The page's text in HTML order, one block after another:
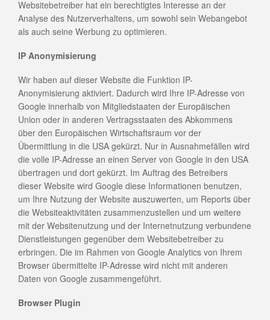
Websitebetreiber hat ein berechtigtes Interesse an der
Analyse des Nutzerverhaltens, um sowohl sein Webangebot
als auch seine Werbung zu optimieren.
IP Anonymisierung
Wir haben auf dieser Website die Funktion IP-
Anonymisierung aktiviert. Dadurch wird Ihre IP-Adresse von
Google innerhalb von Mitgliedstaaten der Europäischen
Union oder in anderen Vertragsstaaten des Abkommens
über den Europäischen Wirtschaftsraum vor der
Übermittlung in die USA gekürzt. Nur in Ausnahmefällen wird
die volle IP-Adresse an einen Server von Google in den USA
übertragen und dort gekürzt. Im Auftrag des Betreibers
dieser Website wird Google diese Informationen benutzen,
um Ihre Nutzung der Website auszuwerten, um Reports über
die Websiteaktivitäten zusammenzustellen und um weitere
mit der Websitenutzung und der Internetnutzung verbundene
Dienstleistungen gegenüber dem Websitebetreiber zu
erbringen. Die im Rahmen von Google Analytics von Ihrem
Browser übermittelte IP-Adresse wird nicht mit anderen
Daten von Google zusammengeführt.
Browser Plugin